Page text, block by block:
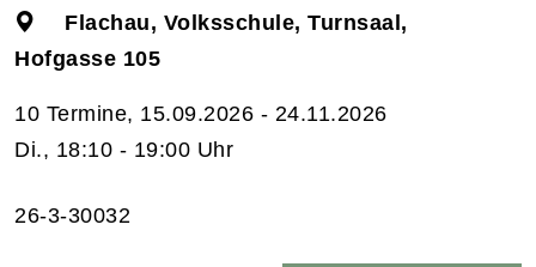
Flachau, Volksschule, Turnsaal,
Hofgasse 105
10 Termine, 15.09.2026 - 24.11.2026
Di., 18:10 - 19:00 Uhr
26-3-30032